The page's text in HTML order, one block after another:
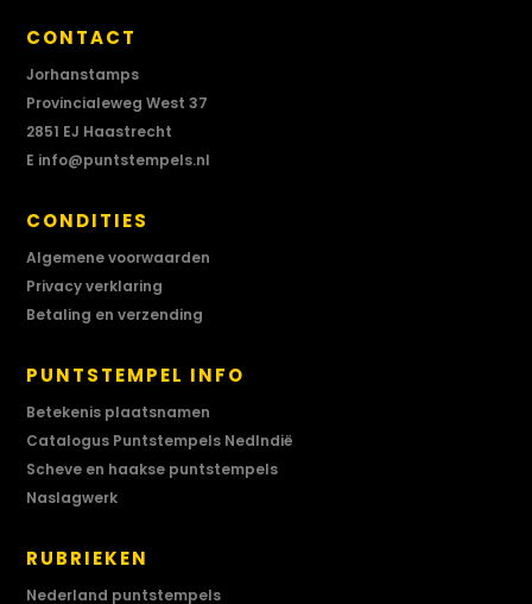
CONTACT
Jorhanstamps
Provincialeweg West 37
2851 EJ Haastrecht
E info@puntstempels.nl
CONDITIES
Algemene voorwaarden
Privacy verklaring
Betaling en verzending
PUNTSTEMPEL INFO
Betekenis plaatsnamen
Catalogus Puntstempels NedIndië
Scheve en haakse puntstempels
Naslagwerk
RUBRIEKEN
Nederland puntstempels